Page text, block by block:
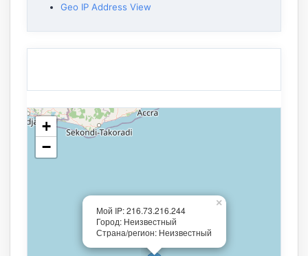
Geo IP Address View
Мой IP: 216.73.216.244
Город: Неизвестный
Страна/регион: Неизвестный
×
+
−